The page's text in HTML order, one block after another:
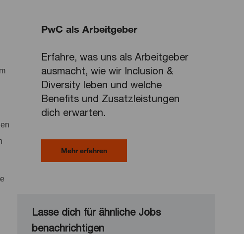
PwC als Arbeitgeber
Erfahre, was uns als Arbeitgeber
ausmacht, wie wir Inclusion &
Diversity leben und welche
Benefits und Zusatzleistungen
dich erwarten.
Mehr erfahren
Lasse dich für ähnliche Jobs
benachrichtigen